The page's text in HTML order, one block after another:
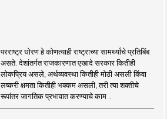
परराष्ट्र धोरण हे कोणत्याही राष्ट्राच्या सामर्थ्याचे प्रतिबिंब
असते. देशांतर्गत राजकारणात एखादे सरकार कितीही
लोकप्रिय असले, अर्थव्यवस्था कितीही मोठी असली किंवा
लष्करी क्षमता कितीही भक्कम असली, तरी त्या शक्तीचे
रूपांतर जागतिक प्रभावात करण्याचे काम ..